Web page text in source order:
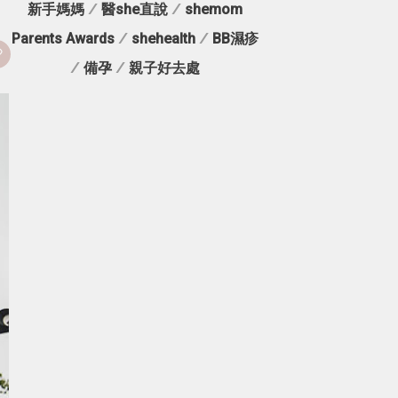
新手媽媽 / 醫she直說 / shemom
Parents Awards / shehealth / BB濕疹
/ 備孕 / 親子好去處